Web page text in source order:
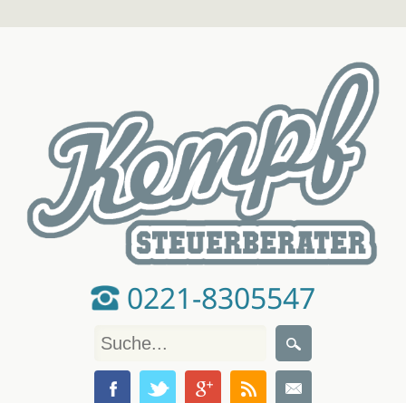
0221-8305547